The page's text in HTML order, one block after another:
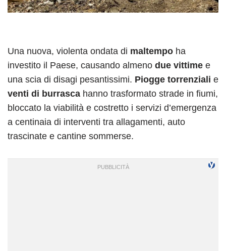
Una nuova, violenta ondata di maltempo ha
investito il Paese, causando almeno due vittime e
una scia di disagi pesantissimi. Piogge torrenziali e
venti di burrasca hanno trasformato strade in fiumi,
bloccato la viabilità e costretto i servizi d’emergenza
a centinaia di interventi tra allagamenti, auto
trascinate e cantine sommerse.